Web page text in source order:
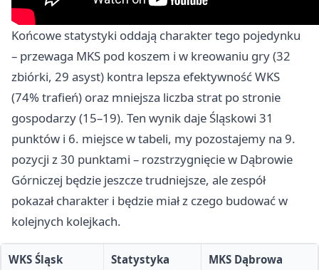
Końcowe statystyki oddają charakter tego pojedynku
– przewaga MKS pod koszem i w kreowaniu gry (32
zbiórki, 29 asyst) kontra lepsza efektywność WKS
(74% trafień) oraz mniejsza liczba strat po stronie
gospodarzy (15–19). Ten wynik daje Śląskowi 31
punktów i 6. miejsce w tabeli, my pozostajemy na 9.
pozycji z 30 punktami – rozstrzygnięcie w Dąbrowie
Górniczej będzie jeszcze trudniejsze, ale zespół
pokazał charakter i będzie miał z czego budować w
kolejnych kolejkach.
WKS Śląsk
Statystyka
MKS Dąbrowa